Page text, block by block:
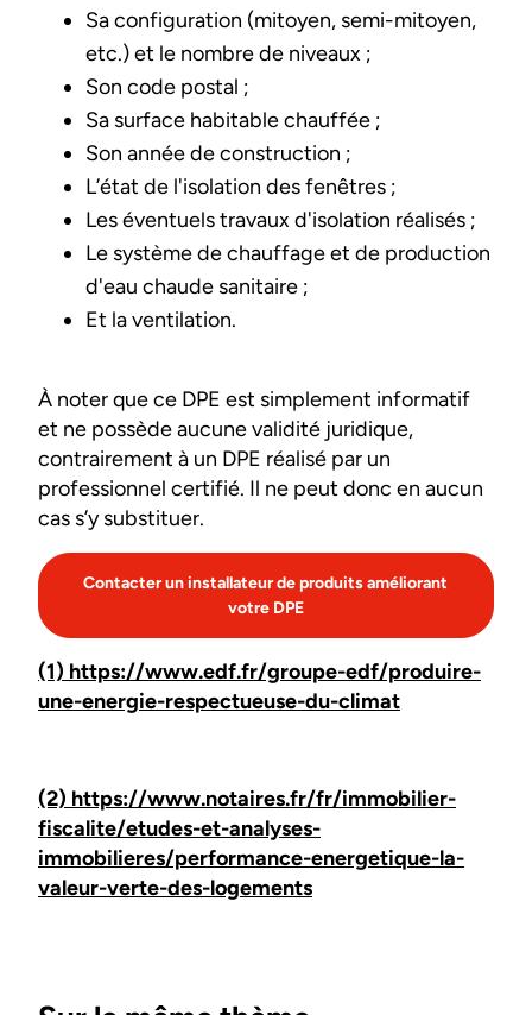
Sa configuration (mitoyen, semi-mitoyen,
etc.) et le nombre de niveaux ;
Son code postal ;
Sa surface habitable chauffée ;
Son année de construction ;
L’état de l'isolation des fenêtres ;
Les éventuels travaux d'isolation réalisés ;
Le système de chauffage et de production
d'eau chaude sanitaire ;
Et la ventilation.
À noter que ce DPE est simplement informatif
et ne possède aucune validité juridique,
contrairement à un DPE réalisé par un
professionnel certifié. Il ne peut donc en aucun
cas s’y substituer.
Contacter un installateur de produits améliorant
votre DPE
(1) https://www.edf.fr/groupe-edf/produire-
une-energie-respectueuse-du-climat
(2) https://www.notaires.fr/fr/immobilier-
fiscalite/etudes-et-analyses-
immobilieres/performance-energetique-la-
valeur-verte-des-logements